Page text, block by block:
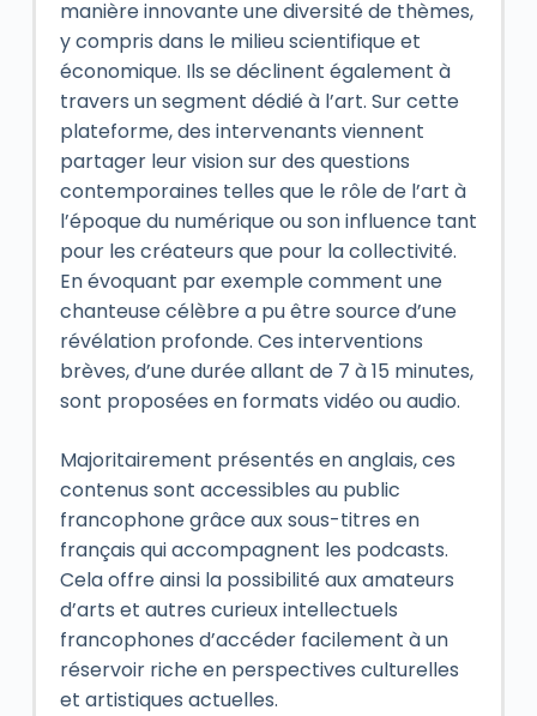
manière innovante une diversité de thèmes,
y compris dans le milieu scientifique et
économique. Ils se déclinent également à
travers un segment dédié à l’art. Sur cette
plateforme, des intervenants viennent
partager leur vision sur des questions
contemporaines telles que le rôle de l’art à
l’époque du numérique ou son influence tant
pour les créateurs que pour la collectivité.
En évoquant par exemple comment une
chanteuse célèbre a pu être source d’une
révélation profonde. Ces interventions
brèves, d’une durée allant de 7 à 15 minutes,
sont proposées en formats vidéo ou audio.
Majoritairement présentés en anglais, ces
contenus sont accessibles au public
francophone grâce aux sous-titres en
français qui accompagnent les podcasts.
Cela offre ainsi la possibilité aux amateurs
d’arts et autres curieux intellectuels
francophones d’accéder facilement à un
réservoir riche en perspectives culturelles
et artistiques actuelles.